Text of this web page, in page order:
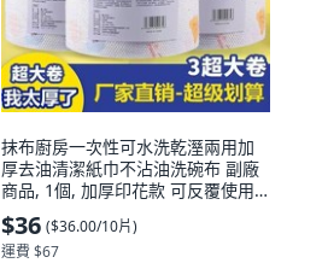
抹布廚房一次性可水洗乾溼兩用加
厚去油清潔紙巾不沾油洗碗布 副廠
商品, 1個, 加厚印花款 可反覆使用,
小卷 共10片裝 反覆擦拭, 10片
$36 ($36.00/10片)
運費 $67